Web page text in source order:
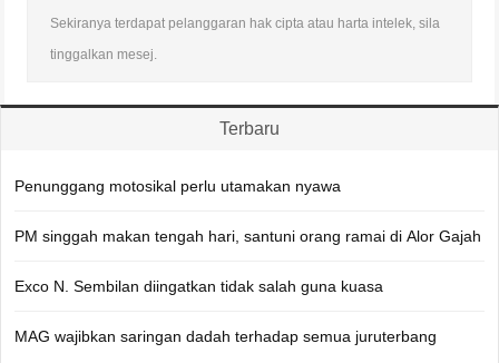
Sekiranya terdapat pelanggaran hak cipta atau harta intelek, sila
tinggalkan mesej.
Terbaru
Penunggang motosikal perlu utamakan nyawa
PM singgah makan tengah hari, santuni orang ramai di Alor Gajah
Exco N. Sembilan diingatkan tidak salah guna kuasa
MAG wajibkan saringan dadah terhadap semua juruterbang